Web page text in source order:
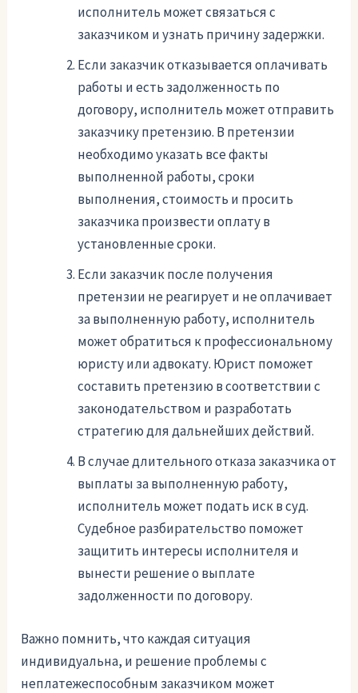
исполнитель может связаться с
заказчиком и узнать причину задержки.
Если заказчик отказывается оплачивать
работы и есть задолженность по
договору, исполнитель может отправить
заказчику претензию. В претензии
необходимо указать все факты
выполненной работы, сроки
выполнения, стоимость и просить
заказчика произвести оплату в
установленные сроки.
Если заказчик после получения
претензии не реагирует и не оплачивает
за выполненную работу, исполнитель
может обратиться к профессиональному
юристу или адвокату. Юрист поможет
составить претензию в соответствии с
законодательством и разработать
стратегию для дальнейших действий.
В случае длительного отказа заказчика от
выплаты за выполненную работу,
исполнитель может подать иск в суд.
Судебное разбирательство поможет
защитить интересы исполнителя и
вынести решение о выплате
задолженности по договору.
Важно помнить, что каждая ситуация
индивидуальна, и решение проблемы с
неплатежеспособным заказчиком может